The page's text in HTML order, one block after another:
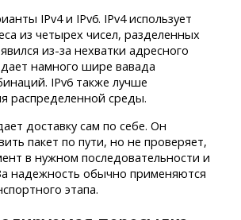
IPv4 и IPv6. IPv4 использует
из четырех чисел, разделенных
из-за нехватки адресного
намного шире вавада
IPv6 также лучше
распределенной среды.
доставку сам по себе. Он
пакет по пути, но не проверяет,
в нужном последовательности и
надежность обычно применяются
этапа.